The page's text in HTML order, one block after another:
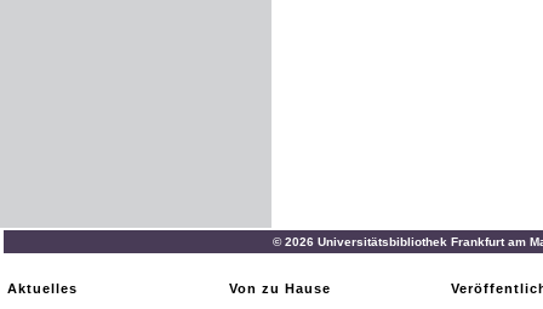
© 2026 Universitätsbibliothek Frankfurt am
Aktuelles
Von zu Hause